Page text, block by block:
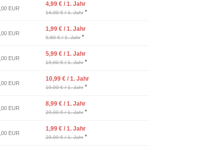
EUR
4,99 € / 1. Jahr
14,00 € / 1. Jahr *
EUR
1,99 € / 1. Jahr
9,80 € / 1. Jahr *
EUR
5,99 € / 1. Jahr
19,00 € / 1. Jahr *
EUR
10,99 € / 1. Jahr
19,00 € / 1. Jahr *
EUR
8,99 € / 1. Jahr
29,00 € / 1. Jahr *
EUR
1,99 € / 1. Jahr
29,00 € / 1. Jahr *